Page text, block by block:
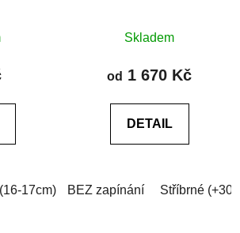
17cm) M (17-18cm) L (18-19cm)
hodnocení
produktu
z
Skladem
od 1 670 Kč
DETAIL
BEZ zapínání Stříbrné